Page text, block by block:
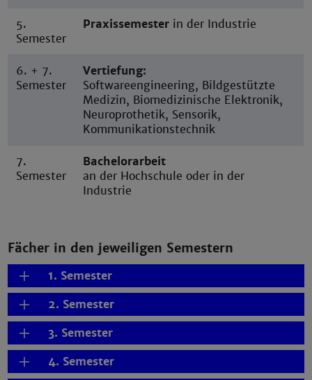
5.
Semester
Praxissemester in der Industrie
6. + 7.
Semester
Vertiefung:
Softwareengineering, Bildgestützte
Medizin, Biomedizinische Elektronik,
Neuroprothetik, Sensorik,
Kommunikationstechnik
7.
Semester
Bachelorarbeit
an der Hochschule oder in der
Industrie
Fächer in den jeweiligen Semestern
1. Semester
2. Semester
3. Semester
4. Semester